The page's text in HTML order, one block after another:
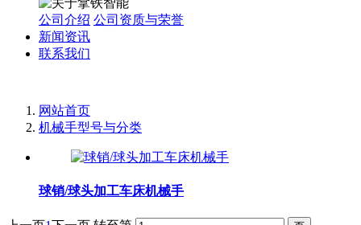
公司介绍 公司资质与荣誉
新闻资讯
联系我们
网站首页
机械手型号与分类
球销/球头加工车床机械手